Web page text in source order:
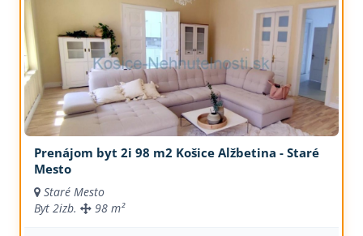
Prenájom byt 2i 98 m2 Košice Alžbetina - Staré
Mesto
Staré Mesto
Byt 2izb. 98 m²